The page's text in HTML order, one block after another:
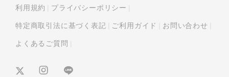
利用規約 プライバシーポリシー
特定商取引法に基づく表記 ご利用ガイド お問い合わせ
よくあるご質問